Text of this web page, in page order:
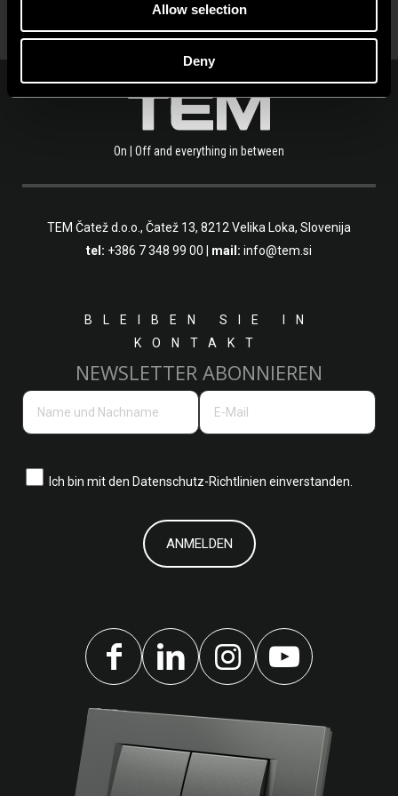
Allow selection
Deny
On | Off and everything in between
TEM Čatež d.o.o., Čatež 13, 8212 Velika Loka, Slovenija
tel: +386 7 348 99 00 mail: info@tem.si
BLEIBEN SIE IN
KONTAKT
NEWSLETTER ABONNIEREN
Ich bin mit den Datenschutz-Richtlinien einverstanden.